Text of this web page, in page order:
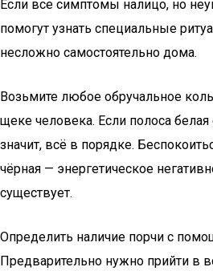
Если все симптомы налицо, но
помогут узнать специальные
несложно самостоятельно дома.
Возьмите любое обручальное
щеке человека. Если полоса белая
значит, всё в порядке.
чёрная — энергетическое
существует.
Определить наличие порчи с
Предварительно нужно прийти в